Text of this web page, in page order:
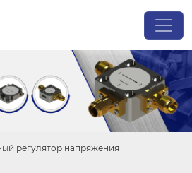
регулятор напряжения